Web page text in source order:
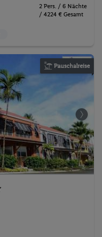
2 Pers. / 6 Nächte
/ 4224 € Gesamt
Pauschalreise